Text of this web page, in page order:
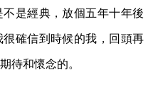
是經典，放個五年十年後
確信到時候的我，回頭再
待和懷念的。